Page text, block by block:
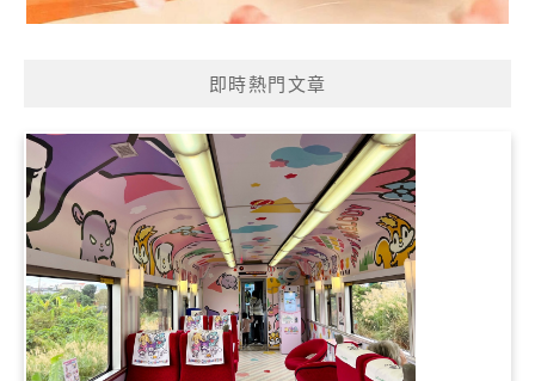
即時熱門文章